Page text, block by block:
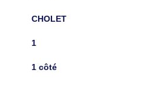
CHOLET
1
1 côté